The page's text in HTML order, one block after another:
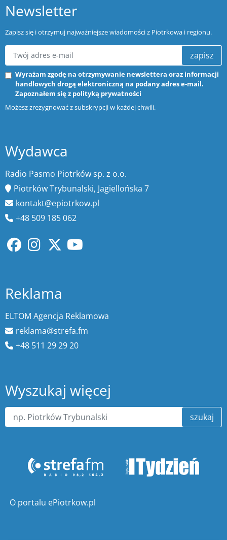
Newsletter
Zapisz się i otrzymuj najważniejsze wiadomości z Piotrkowa i regionu.
zapisz
Wyrażam zgodę na otrzymywanie newslettera oraz informacji
handlowych drogą elektroniczną na podany adres e-mail.
Zapoznałem się z polityką prywatności
Możesz zrezygnować z subskrypcji w każdej chwili.
Wydawca
Radio Pasmo Piotrków sp. z o.o.
Piotrków Trybunalski, Jagiellońska 7
kontakt@epiotrkow.pl
+48 509 185 062
Reklama
ELTOM Agencja Reklamowa
reklama@strefa.fm
+48 511 29 29 20
Wyszukaj więcej
szukaj
O portalu ePiotrkow.pl